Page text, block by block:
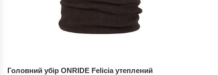
Головний убір ONRIDE Felicia утеплений